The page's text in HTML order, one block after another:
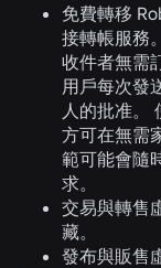
免費轉移
接轉帳服務
收件者無需
用戶每次發
人的批准。
方可在無需
範可能會隨
求。
交易與轉售
藏。
發布與販售